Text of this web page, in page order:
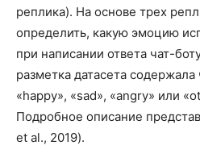
реплика). На основе трех
определить, какую эмоцию
при написании ответа чат-
разметка датасета
«happy», «sad», «angry» или
Подробное описание
et al., 2019).